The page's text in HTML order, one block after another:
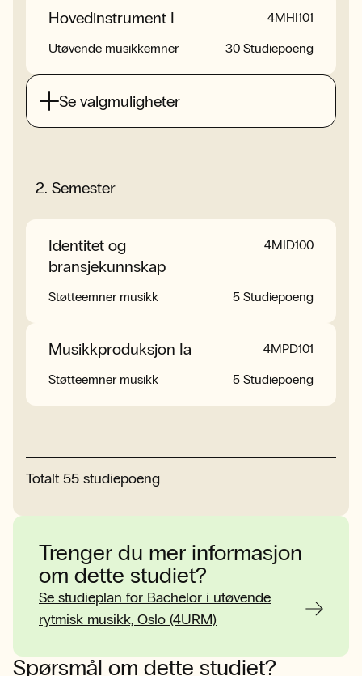
Hovedinstrument I
4MHI101
Utøvende musikkemner
30 Studiepoeng
Se valgmuligheter
2. Semester
Identitet og
bransjekunnskap
4MID100
Støtteemner musikk 5 Studiepoeng
Musikkproduksjon Ia
4MPD101
Støtteemner musikk
5 Studiepoeng
Totalt 55 studiepoeng
Hovedinstrument II
4MHI200
Utøvende musikkemner
25 Studiepoeng
Se valgmuligheter
Arrangering for
strykekvartett
4ARR300
Støtteemner musikk 5 Studiepoeng
Live elektronikk
4MLE150
Støtteemner musikk
5 Studiepoeng
Støtteemner musikk
5 Studiepoeng
Utøvende musikkemner
Hovedinstrument III
4MHI300
Utøvende musikkemner
Trenger du mer informasjon
om dette studiet?
Se studieplan for Bachelor i utøvende
rytmisk musikk, Oslo (4URM)
Spørsmål om dette studiet?